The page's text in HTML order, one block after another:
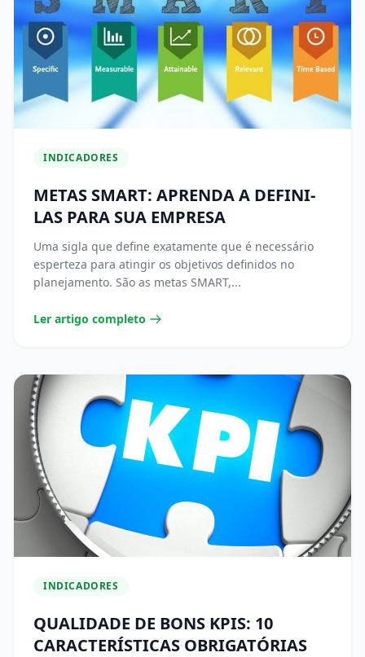
INDICADORES
METAS SMART: APRENDA A DEFINI-
LAS PARA SUA EMPRESA
Uma sigla que define exatamente que é necessário
esperteza para atingir os objetivos definidos no
planejamento. São as metas SMART,...
Ler artigo completo
INDICADORES
QUALIDADE DE BONS KPIS: 10
CARACTERÍSTICAS OBRIGATÓRIAS